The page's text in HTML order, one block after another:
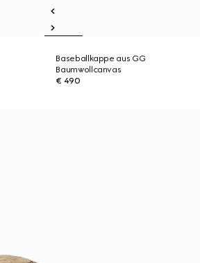
Baseballkappe aus GG
Baumwollcanvas
€ 490